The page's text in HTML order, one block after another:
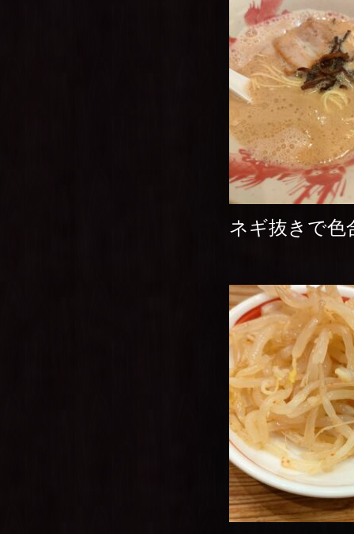
ネギ抜きで